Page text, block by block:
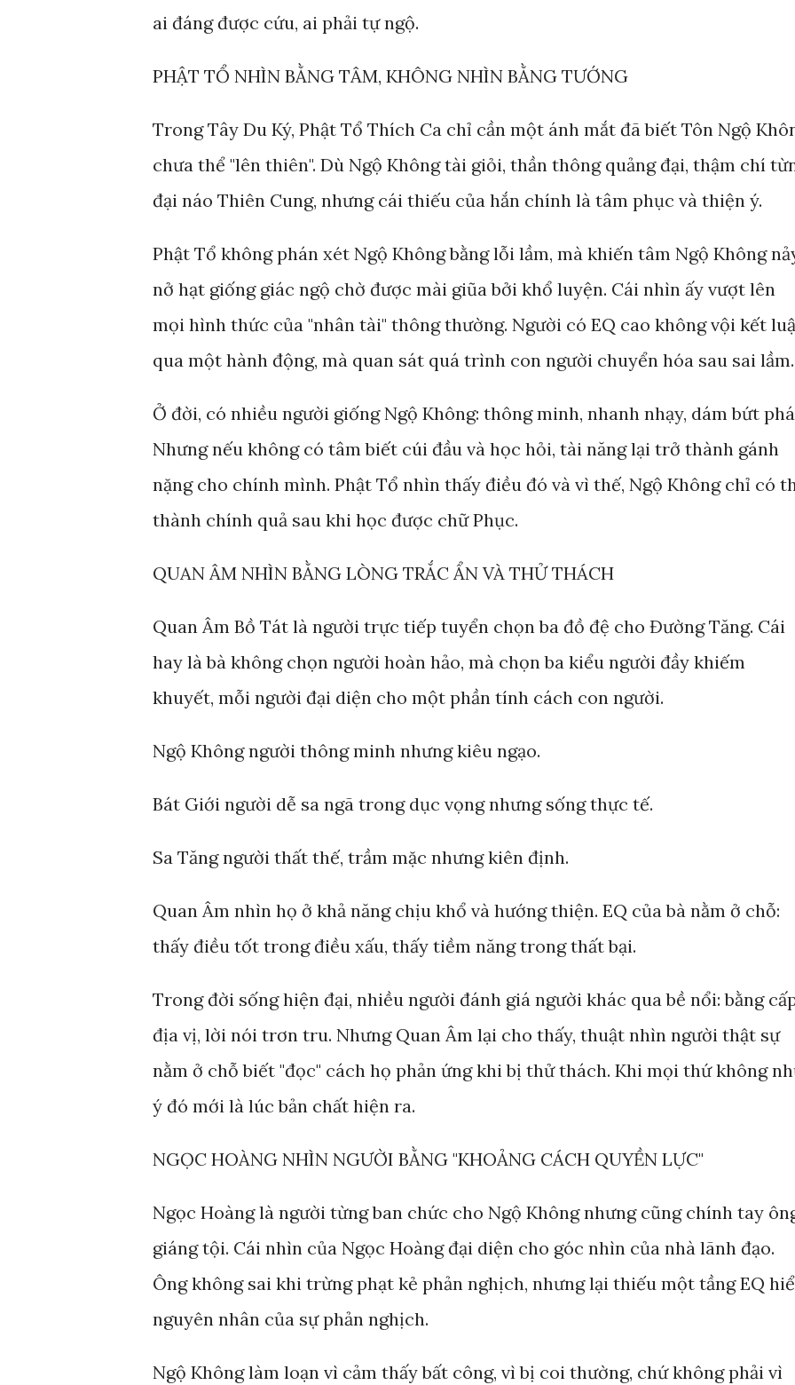
ai đáng được cứu, ai phải tự ngộ.
PHẬT TỔ NHÌN BẰNG TÂM, KHÔNG NHÌN BẰNG TƯỚNG
Trong Tây Du Ký, Phật Tổ Thích Ca chỉ cần một ánh mắt đã biết Tôn Ngộ
chưa thể "lên thiên". Dù Ngộ Không tài giỏi, thần thông quảng đại, thậm chí
đại náo Thiên Cung, nhưng cái thiếu của hắn chính là tâm phục và thiện ý.
Phật Tổ không phán xét Ngộ Không bằng lỗi lầm, mà khiến tâm Ngộ Không
nở hạt giống giác ngộ chờ được mài giũa bởi khổ luyện. Cái nhìn ấy vượt lên
mọi hình thức của "nhân tài" thông thường. Người có EQ cao không vội kết
qua một hành động, mà quan sát quá trình con người chuyển hóa sau sai lầm.
Ở đời, có nhiều người giống Ngộ Không: thông minh, nhanh nhạy, dám bứt
Nhưng nếu không có tâm biết cúi đầu và học hỏi, tài năng lại trở thành gánh
nặng cho chính mình. Phật Tổ nhìn thấy điều đó và vì thế, Ngộ Không chỉ có
thành chính quả sau khi học được chữ Phục.
QUAN ÂM NHÌN BẰNG LÒNG TRẮC ẨN VÀ THỬ THÁCH
Quan Âm Bồ Tát là người trực tiếp tuyển chọn ba đồ đệ cho Đường Tăng. Cái
hay là bà không chọn người hoàn hảo, mà chọn ba kiểu người đầy khiếm
khuyết, mỗi người đại diện cho một phần tính cách con người.
Ngộ Không người thông minh nhưng kiêu ngạo.
Bát Giới người dễ sa ngã trong dục vọng nhưng sống thực tế.
Sa Tăng người thất thế, trầm mặc nhưng kiên định.
Quan Âm nhìn họ ở khả năng chịu khổ và hướng thiện. EQ của bà nằm ở chỗ:
thấy điều tốt trong điều xấu, thấy tiềm năng trong thất bại.
Trong đời sống hiện đại, nhiều người đánh giá người khác qua bề nổi: bằng
địa vị, lời nói trơn tru. Nhưng Quan Âm lại cho thấy, thuật nhìn người thật sự
nằm ở chỗ biết "đọc" cách họ phản ứng khi bị thử thách. Khi mọi thứ không
ý đó mới là lúc bản chất hiện ra.
NGỌC HOÀNG NHÌN NGƯỜI BẰNG "KHOẢNG CÁCH QUYỀN LỰC"
Ngọc Hoàng là người từng ban chức cho Ngộ Không nhưng cũng chính tay
giáng tội. Cái nhìn của Ngọc Hoàng đại diện cho góc nhìn của nhà lãnh đạo.
Ông không sai khi trừng phạt kẻ phản nghịch, nhưng lại thiếu một tầng EQ
nguyên nhân của sự phản nghịch.
Ngộ Không làm loạn vì cảm thấy bất công, vì bị coi thường, chứ không phải vì